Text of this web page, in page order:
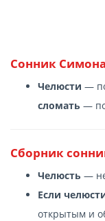
Сонник
Челюсти —
сломать —
Сборник
Челюсть —
Если
открытым и